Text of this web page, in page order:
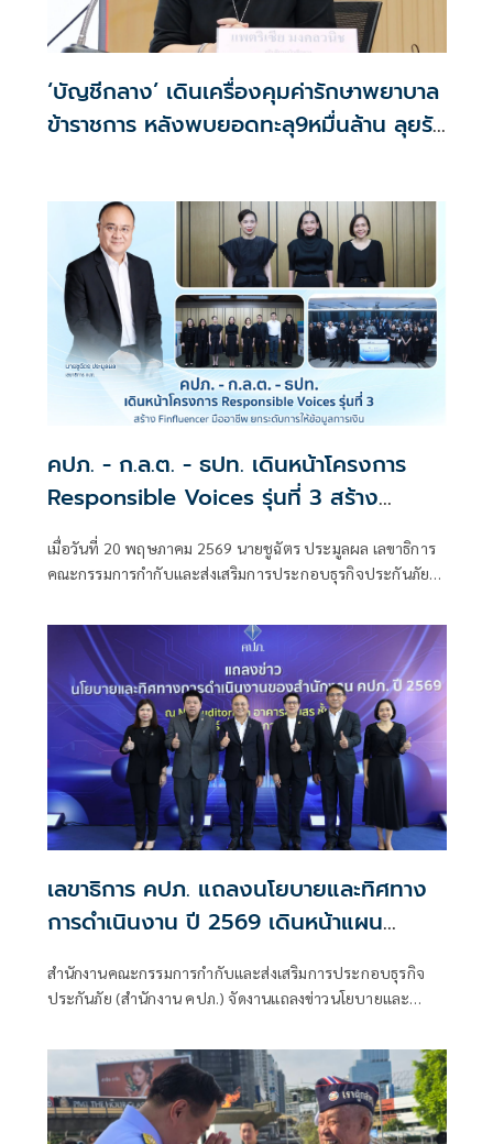
‘บัญชีกลาง’ เดินเครื่องคุมค่ารักษาพยาบาล
ข้าราชการ หลังพบยอดทะลุ9หมื่นล้าน ลุยรับ
คปภ. - ก.ล.ต. - ธปท. เดินหน้าโครงการ
Responsible Voices รุ่นที่ 3 สร้าง
Finfluencer มืออาชีพ ยกระดับการให้ข้อมูล
การเงิน การลงทุน และประกันภัยอย่างรับ
เมื่อวันที่ 20 พฤษภาคม 2569 นายชูฉัตร ประมูลผล เลขาธิการ
คณะกรรมการกำกับและส่งเสริมการประกอบธุรกิจประกันภัย
เลขาธิการ
เลขาธิการ คปภ. แถลงนโยบายและทิศทาง
การดำเนินงาน ปี 2569 เดินหน้าแผน
ระบบประกันภัยเป็นโครงสร้างพื้นฐานบริหาร
สำนักงานคณะกรรมการกำกับและส่งเสริมการประกอบธุรกิจ
ประกันภัย (สำนักงาน คปภ.) จัดงานแถลงข่าวนโยบายและ
ห้องประชุม NT Meeting & Auditorium กรุงเทพมหานคร